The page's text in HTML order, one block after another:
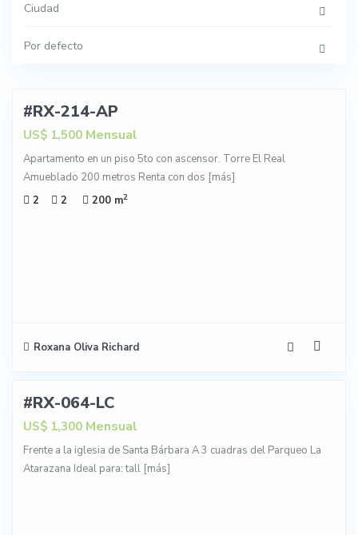
Ciudad
Por defecto
#RX-214-AP
US$ 1,500 Mensual
Apartamento en un piso 5to con ascensor. Torre El Real
Amueblado 200 metros Renta con dos [más]
2
2 200 m2
Roxana Oliva Richard
#RX-064-LC
US$ 1,300 Mensual
Frente a la iglesia de Santa Bárbara A 3 cuadras del Parqueo La
Atarazana Ideal para: tall [más]